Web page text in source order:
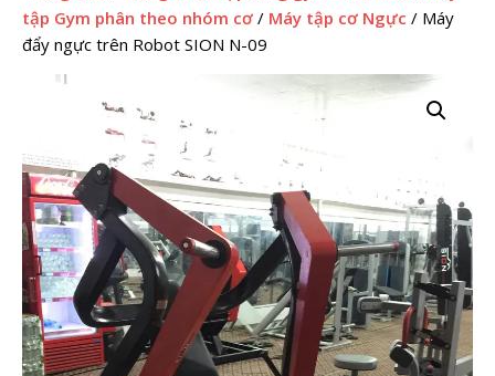
tập Gym phân theo nhóm cơ / Máy tập cơ Ngực / Máy
đẩy ngực trên Robot SION N-09